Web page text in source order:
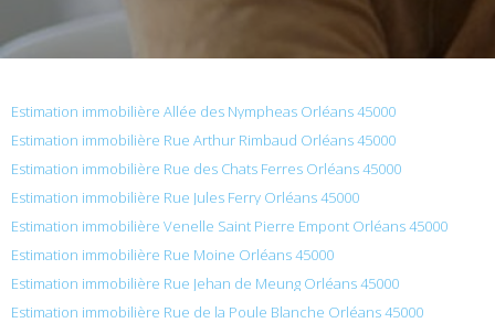
Estimation immobilière Allée des Nympheas Orléans 45000
Estimation immobilière Rue Arthur Rimbaud Orléans 45000
Estimation immobilière Rue des Chats Ferres Orléans 45000
Estimation immobilière Rue Jules Ferry Orléans 45000
Estimation immobilière Venelle Saint Pierre Empont Orléans 45000
Estimation immobilière Rue Moine Orléans 45000
Estimation immobilière Rue Jehan de Meung Orléans 45000
Estimation immobilière Rue de la Poule Blanche Orléans 45000